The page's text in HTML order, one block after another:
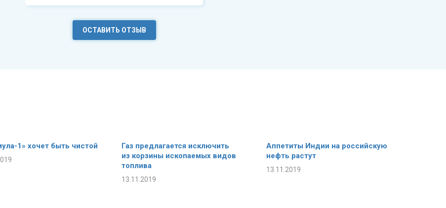
ОСТАВИТЬ ОТЗЫВ
1» хочет быть чистой
Газ предлагается исключить
из корзины ископаемых видов
топлива
13.11.2019
Аппетиты Индии на российскую
нефть растут
13.11.2019